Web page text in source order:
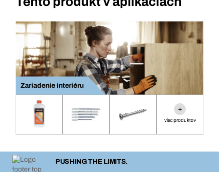
Zariadenie interiéru
+
viac produktov
PUSHING THE LIMITS.